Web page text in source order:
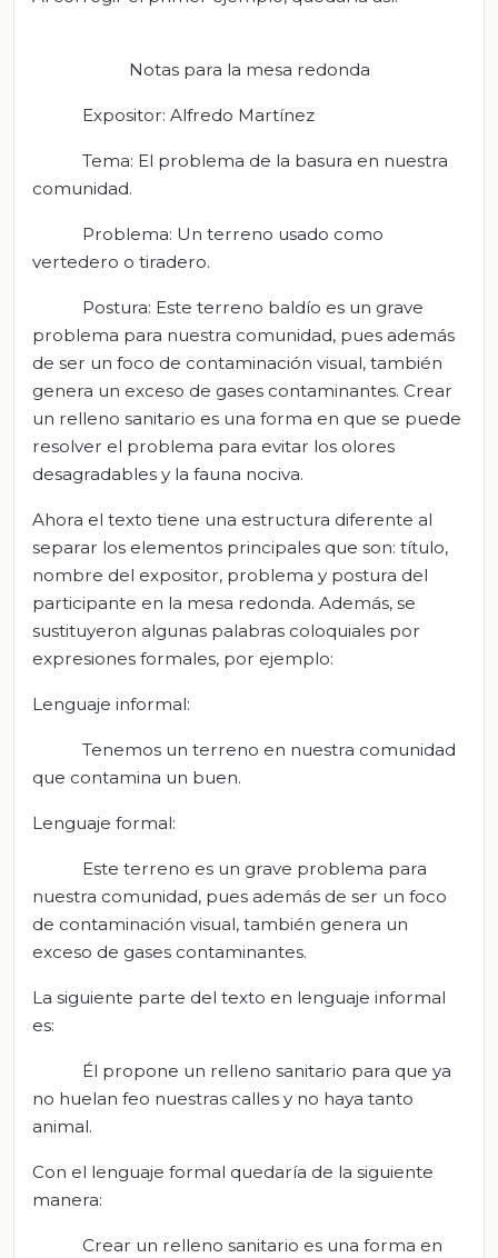
Notas para la mesa redonda
Expositor: Alfredo Martínez
Tema: El problema de la basura en nuestra
comunidad.
Problema: Un terreno usado como
vertedero o tiradero.
Postura: Este terreno baldío es un grave
problema para nuestra comunidad, pues además
de ser un foco de contaminación visual, también
genera un exceso de gases contaminantes. Crear
un relleno sanitario es una forma en que se puede
resolver el problema para evitar los olores
desagradables y la fauna nociva.
Ahora el texto tiene una estructura diferente al
separar los elementos principales que son: título,
nombre del expositor, problema y postura del
participante en la mesa redonda. Además, se
sustituyeron algunas palabras coloquiales por
expresiones formales, por ejemplo:
Lenguaje informal:
Tenemos un terreno en nuestra comunidad
que contamina un buen.
Lenguaje formal:
Este terreno es un grave problema para
nuestra comunidad, pues además de ser un foco
de contaminación visual, también genera un
exceso de gases contaminantes.
La siguiente parte del texto en lenguaje informal
es:
Él propone un relleno sanitario para que ya
no huelan feo nuestras calles y no haya tanto
animal.
Con el lenguaje formal quedaría de la siguiente
manera:
Crear un relleno sanitario es una forma en